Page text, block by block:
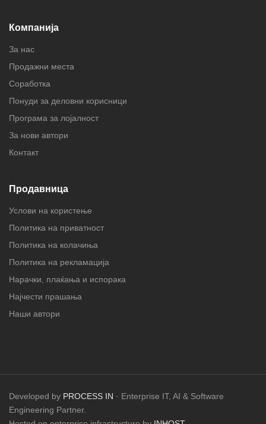
Компанија
За нас
Продажни места
Соработка
Понуди за деловни корисници
Програма за лојалност
За нови автори
Контакт
Продавница
Услови на користење
Политика на приватност
Политика на колачиња
Политика на рекламација
Нарачки, плаќања и испорака
Најчести прашања
Наши автори
Developed by PROCESS IN · Enterprise IT, AI & Software
Engineering Partner.